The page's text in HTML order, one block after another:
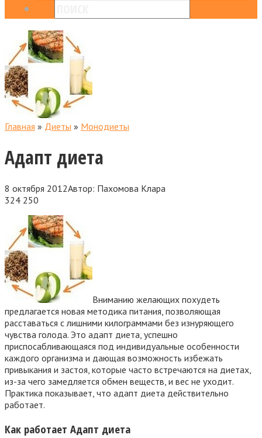
Главная » Диеты » Монодиеты
Адапт диета
8 октября 2012Автор: Пахомова Клара
324 250
Вниманию желающих похудеть
предлагается новая методика питания, позволяющая
расставаться с лишними килограммами без изнуряющего
чувства голода. Это адапт диета, успешно
приспосабливающаяся под индивидуальные особенности
каждого организма и дающая возможность избежать
привыкания и застоя, которые часто встречаются на диетах,
из-за чего замедляется обмен веществ, и вес не уходит.
Практика показывает, что адапт диета действительно
работает.
Как работает Адапт диета